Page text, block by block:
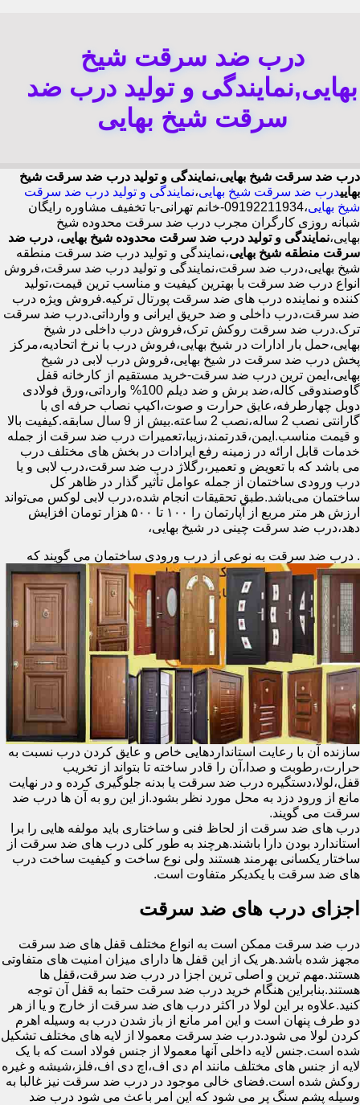
درب ضد سرقت شیخ
بهایی,نمایندگی و تولید درب ضد
سرقت شیخ بهایی
درب ضد سرقت شیخ بهایی،نمایندگی و تولید درب ضد سرقت شیخ
بهاییدرب ضد سرقت شیخ بهایی،نمایندگی و تولید درب ضد سرقت
شیخ بهایی
،09192211934-خانم تهرانی-با تخفیف مشاوره رایگان
شبانه روزی کارگران مجرب درب ضد سرقت محدوده شیخ
بهایی،نمایندگی و تولید درب ضد سرقت محدوده شیخ بهایی، درب ضد
سرقت منطقه شیخ بهایی،نمایندگی و تولید درب ضد سرقت منطقه
شیخ بهایی،درب ضد سرقت،نمایندگی و تولید درب ضد سرقت،فروش
انواع درب ضد سرقت با بهترین کیفیت و مناسب ترین قیمت،تولید
کننده و نماینده درب های ضد سرقت پورتال ترکیه.فروش ویژه درب
ضد سرقت،درب داخلی و ضد حریق ایرانی و وارداتی.درب ضد سرقت
ترک.درب ضد سرقت روکش ترک،فروش درب داخلی در شیخ
بهایی،حمل بار ادارات در شیخ بهایی،فروش درب با نرخ اتحادیه،مرکز
پخش درب ضد سرقت در شیخ بهایی،فروش درب لابی در شیخ
بهایی،ایمن ترین درب ضد سرقت-خرید مستقیم از کارخانه قفل
گاوصندوقی کاله،ضد برش و ضد دیلم 100% وارداتی،ورق فولادی
دوبل چهارطرفه،عایق حرارت و صوت،اکیپ نصاب حرفه ای با
گارانتی نصب 2 ساله،نصب 2 ساعته.بیش از 9 سال سابقه.کیفیت بالا
و قیمت مناسب.ایمن،قدرتمند،زیبا،تعمیرات درب ضد سرقت از جمله
خدمات قابل ارائه در زمینه رفع ایرادات در بخش های مختلف درب
می باشد که با تعویض و تعمیر،رگلاژ درب ضد سرقت،درب لابی و یا
درب ورودی ساختمان از جمله عوامل تأثیر گذار در ظاهر کل
ساختمان می‌باشد.طبق تحقیقات انجام شده،درب لابی لوکس می‌تواند
ارزش هر متر مربع از آپارتمان را ۱۰۰ تا ۵۰۰ هزار تومان افزایش
دهد،درب ضد سرقت چینی در شیخ بهایی،
. درب ضد سرقت به نوعی از درب ورودی ساختمان می گویند که
سازنده آن با رعایت استانداردهایی خاص و عایق کردن درب نسبت به
حرارت،رطوبت و صدا،آن را قادر ساخته تا بتواند از تخریب
قفل،لولا،دستگیره درب ضد سرقت یا بدنه جلوگیری کرده و در نهایت
مانع از ورود دزد به محل مورد نظر بشود.از این رو به آن ها درب ضد
سرقت می گویند.
درب های ضد سرقت از لحاظ فنی و ساختاری باید مولفه هایی را برا
استاندارد بودن دارا باشند.هرچند به طور کلی درب های ضد سرقت از
ساختار یکسانی بهرمند هستند ولی نوع ساخت و کیفیت ساخت درب
های ضد سرقت با یکدیکر متفاوت است.
اجزای درب های ضد سرقت
درب ضد سرقت ممکن است به انواع مختلف قفل های ضد سرقت
مجهز شده باشد.هر یک از این قفل ها دارای میزان امنیت های متفاوتی
هستند.مهم ترین و اصلی ترین اجزا در درب ضد سرقت،قفل ها
هستند.بنابراین هنگام خرید درب ضد سرقت حتما به قفل آن توجه
کنید.علاوه بر این لولا در اکثر درب های ضد سرقت از خارج و یا از هر
دو طرف پنهان است و این امر مانع از باز شدن درب به وسیله اهرم
کردن لولا می شود.درب ضد سرقت معمولا از لایه های مختلف تشکیل
شده است.جنس لایه داخلی آنها معمولا از جنس فولاد است که با یک
لایه از جنس های مختلف مانند ام دی اف،اچ دی اف،فلز،شیشه و غیره
روکش شده است.فضای خالی موجود در درب ضد سرقت نیز غالبا به
وسیله پشم سنگ پر می شود که این امر باعث می شود درب ضد